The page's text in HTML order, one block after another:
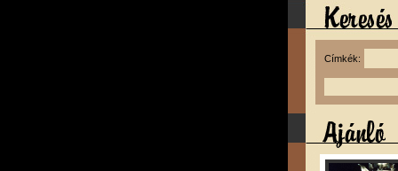
Címkék: